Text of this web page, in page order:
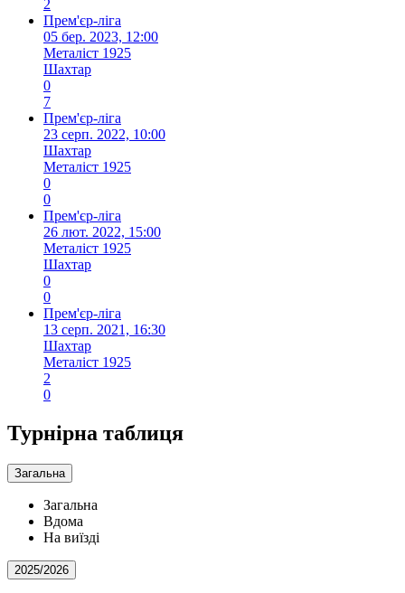
2
Прем'єр-ліга
05 бер. 2023, 12:00
Металіст 1925
Шахтар
0
7
Прем'єр-ліга
23 серп. 2022, 10:00
Шахтар
Металіст 1925
0
0
Прем'єр-ліга
26 лют. 2022, 15:00
Металіст 1925
Шахтар
0
0
Прем'єр-ліга
13 серп. 2021, 16:30
Шахтар
Металіст 1925
2
0
Турнірна таблиця
Загальна
Загальна
Вдома
На виїзді
2025/2026